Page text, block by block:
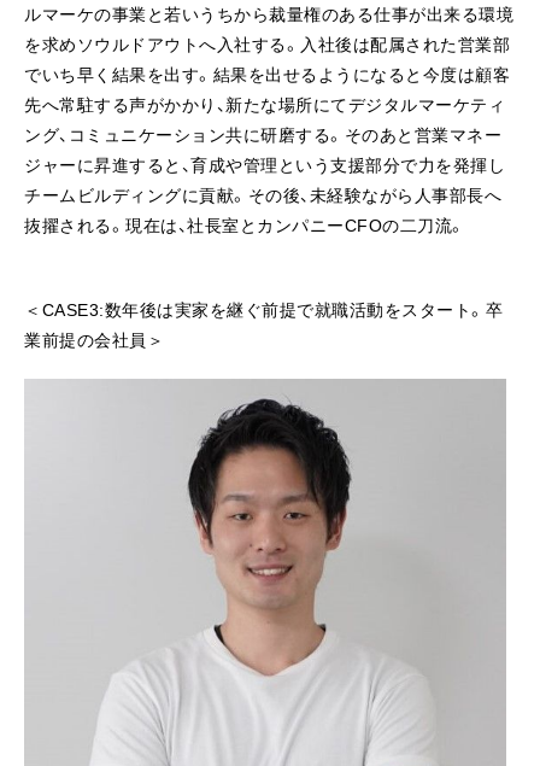
ルマーケの事業と若いうちから裁量権のある仕事が出来る環境
を求めソウルドアウトへ入社する。入社後は配属された営業部
でいち早く結果を出す。結果を出せるようになると今度は顧客
先へ常駐する声がかかり、新たな場所にてデジタルマーケティ
ング、コミュニケーション共に研磨する。そのあと営業マネー
ジャーに昇進すると、育成や管理という支援部分で力を発揮し
チームビルディングに貢献。その後、未経験ながら人事部長へ
抜擢される。現在は、社長室とカンパニーCFOの二刀流。
＜CASE3:数年後は実家を継ぐ前提で就職活動をスタート。卒
業前提の会社員＞